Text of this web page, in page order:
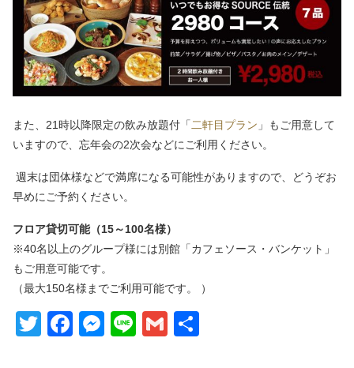
また、21時以降限定の飲み放題付「二軒目プラン 」もご用意して
いますので、忘年会の2次会などにご利用ください。
週末は団体様などで満席になる可能性がありますので、どうぞお
早めにご予約ください。
フロア貸切可能（15～100名様）
※40名以上のグループ様には別館「カフェソース・バンケット」
もご用意可能です。
（最大150名様までご利用可能です。 ）
TwitterFacebook
Messenger
LineGmail